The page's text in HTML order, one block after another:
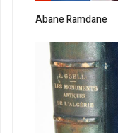
Abane Ramdane